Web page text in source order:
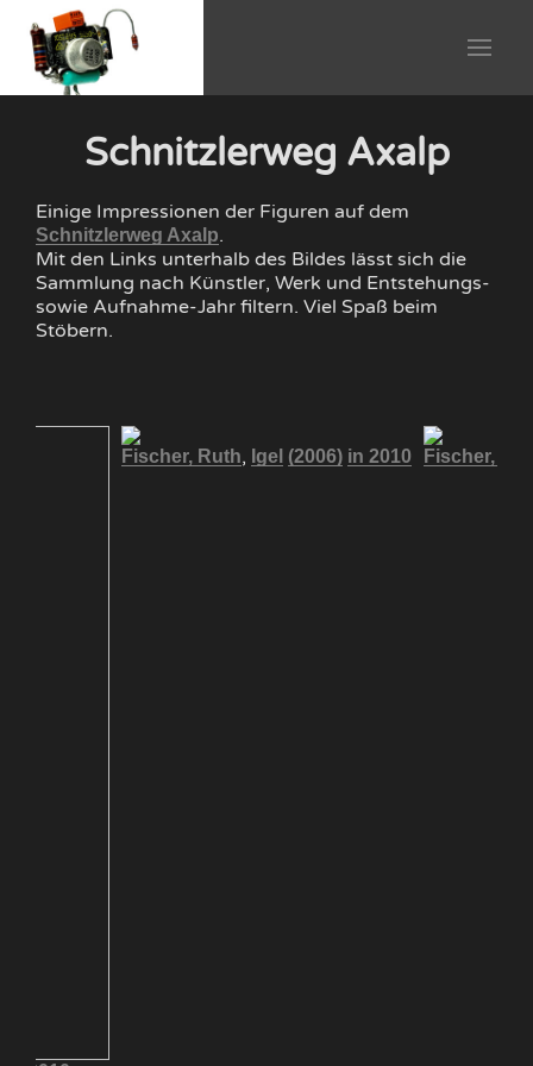
Schnitzlerweg Axalp
Einige Impressionen der Figuren auf dem
Schnitzlerweg Axalp.
Mit den Links unterhalb des Bildes lässt sich die
Sammlung nach Künstler, Werk und Entstehungs-
sowie Aufnahme-Jahr filtern. Viel Spaß beim
Stöbern.
Fischer, Ruth, Igel (2006) in 2010 Fischer,